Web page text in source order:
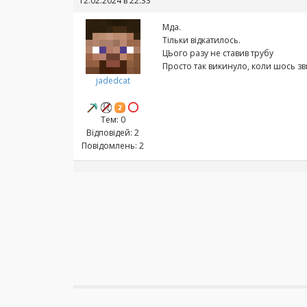
jadedcat
Тем: 0
Відповідей: 2
Повідомлень: 2
Мда.
Тільки відкатилось.
ЦЬого разу не ставив трубу
Просто так викинуло, коли шось